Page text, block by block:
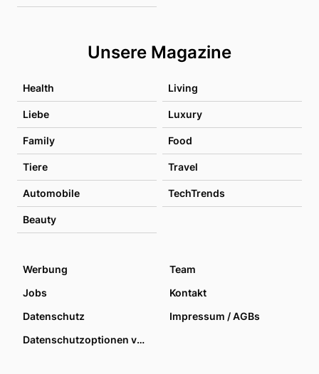
Unsere Magazine
Health Living
Liebe Luxury
Family Food
Tiere Travel
Automobile TechTrends
Beauty
Werbung
Team
Jobs
Kontakt
Datenschutz
Impressum / AGBs
Datenschutzoptionen verwalten